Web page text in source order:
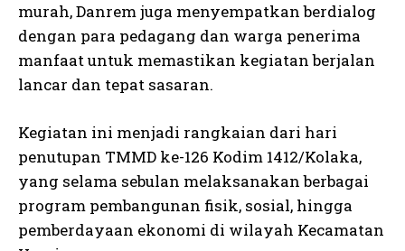
murah, Danrem juga menyempatkan berdialog
dengan para pedagang dan warga penerima
manfaat untuk memastikan kegiatan berjalan
lancar dan tepat sasaran.
Kegiatan ini menjadi rangkaian dari hari
penutupan TMMD ke-126 Kodim 1412/Kolaka,
yang selama sebulan melaksanakan berbagai
program pembangunan fisik, sosial, hingga
pemberdayaan ekonomi di wilayah Kecamatan